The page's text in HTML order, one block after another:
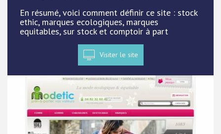
En résumé, voici comment définir ce site : stock
ethic, marques ecologiques, marques
equitables, sur stock et comptoir à part
Visiter le site